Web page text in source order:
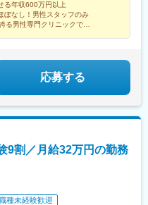
る年収600万円以上
ぼなし！男性スタッフのみ
る男性専門クリニックで
応募する
9割／月給32万円の勤務
種未経験歓迎